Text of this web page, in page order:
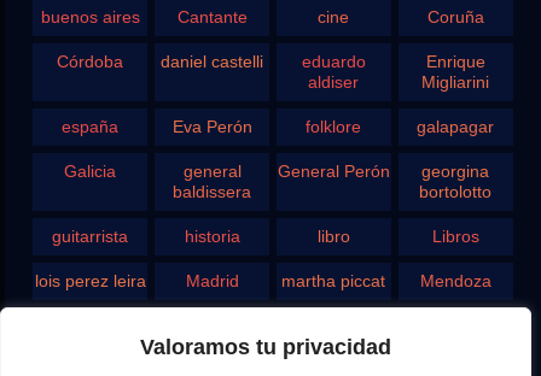
Valoramos tu privacidad
buenos aires Cantante cine Coruña
Córdoba daniel castelli
eduardo
aldiser
Enrique
Migliarini
españa Eva Perón folklore galapagar
Galicia
general
baldissera
General Perón
georgina
bortolotto
guitarrista historia libro Libros
lois perez leira Madrid martha piccat Mendoza